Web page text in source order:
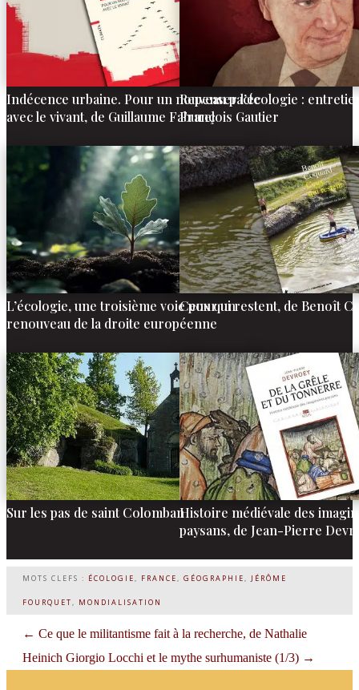
Indécence urbaine. Pour un nouveau pacte
avec le vivant, de Guillaume Faburel
Repenser l’écologie :
François Gautier
L’écologie, une troisième voie pour un
renouveau de la droite européenne
Ceux qui restent, de Benoît
Sur les pas de saint ColombanHistoire médiévale des
paysans, de Jean-Pierre
MOTS CLEFS : ÉCOLOGIE, FRANCE, GÉOGRAPHIE, JÉRÔME
FOURQUET, MONDIALISATION
← Ce que le militantisme fait à la recherche, de Nathalie
Heinich Giorgio Locchi et le mythe surhumaniste (1/3) →